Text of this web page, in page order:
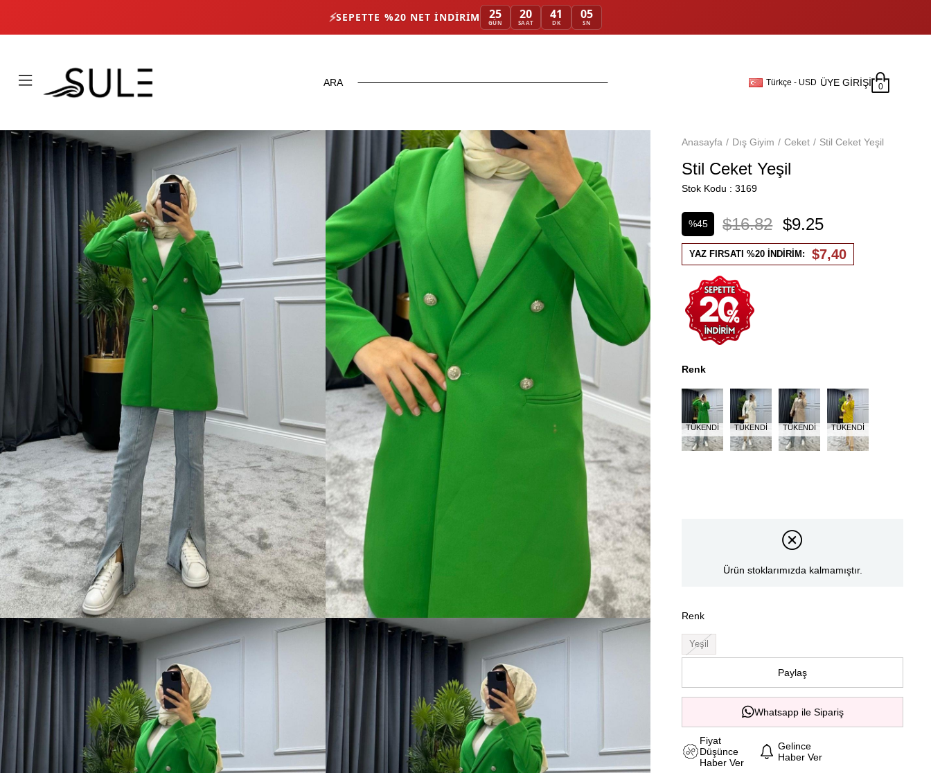
⚡SEPETTE %20 NET İNDIRIM 25
GÜN
20
SAAT
41
DK
05
SN
Türkçe - USD ÜYE GIRIŞI 0
Anasayfa Dış Giyim Ceket Stil Ceket Yeşil
Stil Ceket Yeşil
Stok Kodu 3169
%45
İndirim
$16.82 $9.25
YAZ FIRSATI %20 İNDİRİM: $7,40
Renk
TÜKENDI TÜKENDI TÜKENDI TÜKENDI
Ürün stoklarımızda kalmamıştır.
Renk
Yeşil
Paylaş
Whatsapp ile Sipariş
Fiyat
Düşünce
Haber Ver
Gelince
Haber Ver